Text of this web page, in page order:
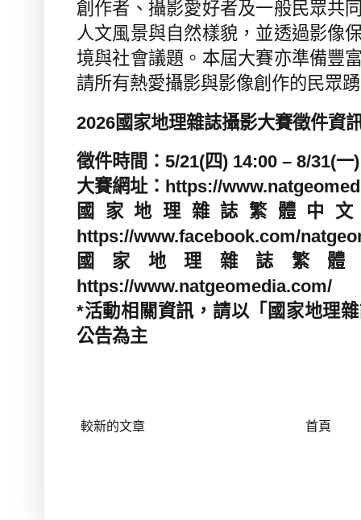
創作者、攝影愛好者及一般民眾共
人文風景與自然樣貌，並透過影像
境與社會議題。本屆大賽亦準備豐
請所有熱愛攝影與影像創作的民眾
2026國家地理雜誌攝影大賽徵件資
徵件時間： 5/21(四) 14:00 – 8/31(一
大賽網址： https://
國家地理雜誌繁體中
https://www.facebook.com/
國家地理雜誌繁
https://www.natgeomedia.com/
*活動相關資訊，請以「國家地理
公告為主
較新的文章 首頁